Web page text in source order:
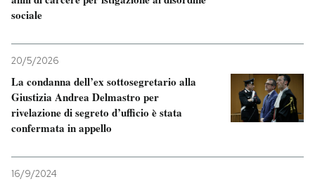
sociale
20/5/2026
La condanna dell’ex sottosegretario alla
Giustizia Andrea Delmastro per
rivelazione di segreto d’ufficio è stata
confermata in appello
16/9/2024